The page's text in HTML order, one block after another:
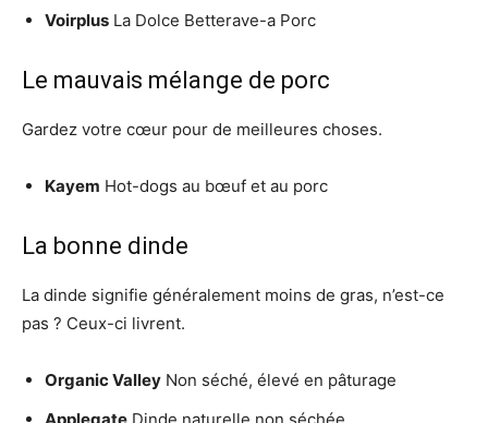
Voirplus La Dolce Betterave-a Porc
Le mauvais mélange de porc
Gardez votre cœur pour de meilleures choses.
Kayem Hot-dogs au bœuf et au porc
La bonne dinde
La dinde signifie généralement moins de gras, n’est-ce
pas ? Ceux-ci livrent.
Organic Valley Non séché, élevé en pâturage